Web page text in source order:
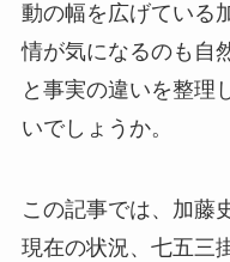
動の幅を広げている
情が気になるのも自
と事実の違いを整理
いでしょうか。
この記事では、加藤
現在の状況、七五三